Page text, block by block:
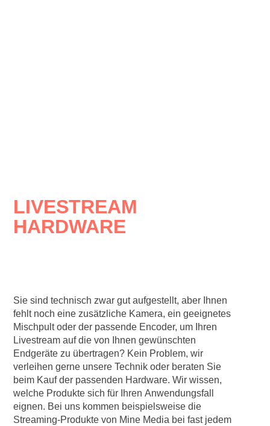
LIVESTREAM
HARDWARE
Sie sind technisch zwar gut aufgestellt, aber Ihnen
fehlt noch eine zusätzliche Kamera, ein geeignetes
Mischpult oder der passende Encoder, um Ihren
Livestream auf die von Ihnen gewünschten
Endgeräte zu übertragen? Kein Problem, wir
verleihen gerne unsere Technik oder beraten Sie
beim Kauf der passenden Hardware. Wir wissen,
welche Produkte sich für Ihren Anwendungsfall
eignen. Bei uns kommen beispielsweise die
Streaming-Produkte von Mine Media bei fast jedem